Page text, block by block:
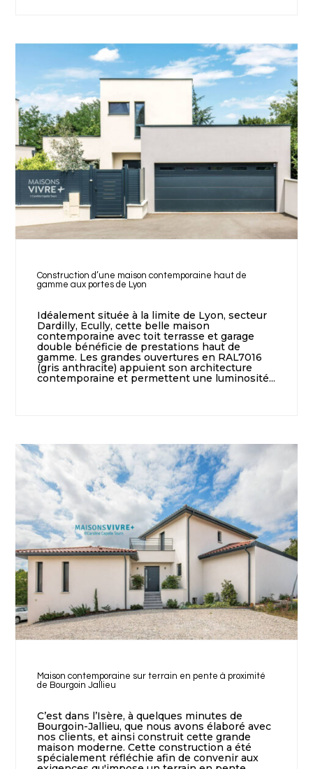
Construction d’une maison contemporaine haut de
gamme aux portes de Lyon
Idéalement située à la limite de Lyon, secteur
Dardilly, Ecully, cette belle maison
contemporaine avec toit terrasse et garage
double bénéficie de prestations haut de
gamme. Les grandes ouvertures en RAL7016
(gris anthracite) appuient son architecture
contemporaine et permettent une luminosité...
Maison contemporaine sur terrain en pente à proximité
de Bourgoin Jallieu
C’est dans l’Isère, à quelques minutes de
Bourgoin-Jallieu, que nous avons élaboré avec
nos clients, et ainsi construit cette grande
maison moderne. Cette construction a été
spécialement réfléchie afin de convenir aux